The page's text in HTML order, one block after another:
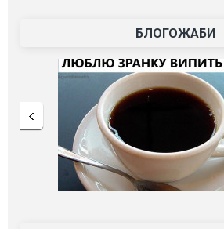
БЛОГОЖАБИ